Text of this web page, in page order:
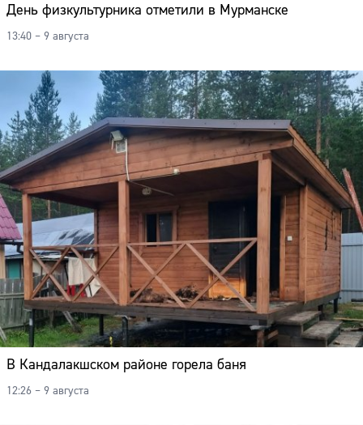
День физкультурника отметили в Мурманске
13:40 – 9 августа
В Кандалакшском районе горела баня
12:26 – 9 августа